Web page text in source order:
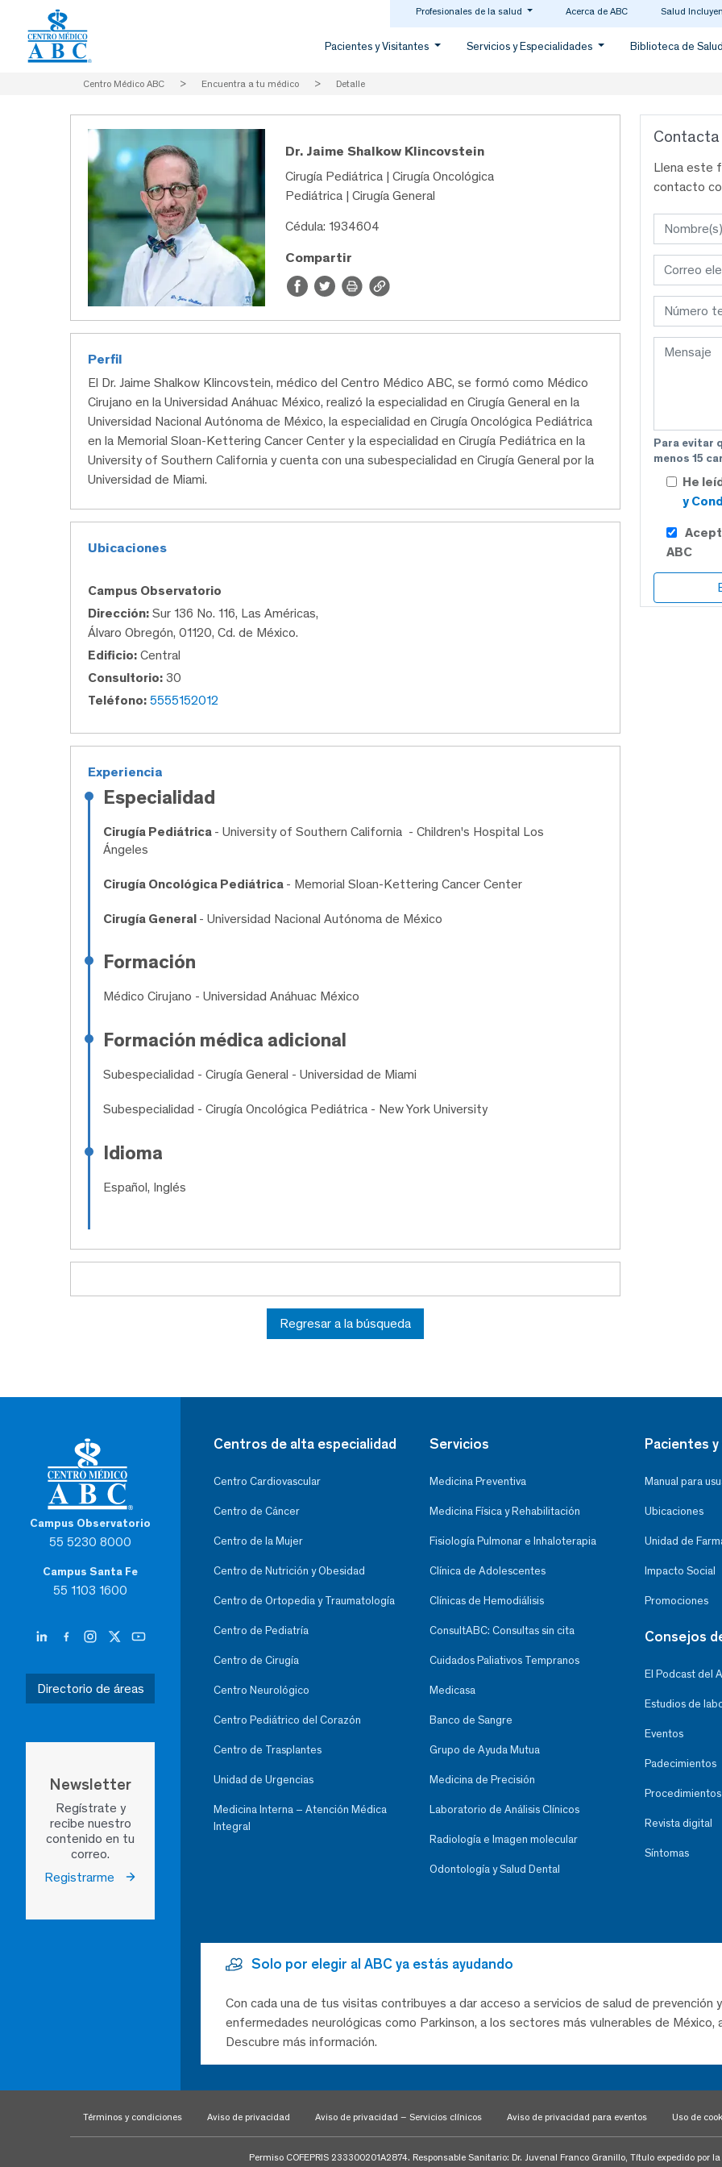
Profesionales de la salud Acerca de ABC Salud
Pacientes y Visitantes Servicios y Especialidades Biblioteca de Salud
Centro Médico ABC > Encuentra a tu médico > Detalle
Dr. Jaime Shalkow Klincovstein
Cirugía Pediátrica | Cirugía Oncológica
Pediátrica | Cirugía General
Cédula: 1934604
Compartir
Perfil
El Dr. Jaime Shalkow Klincovstein, médico del Centro Médico ABC, se formó como Médico
Cirujano en la Universidad Anáhuac México, realizó la especialidad en Cirugía General en la
Universidad Nacional Autónoma de México, la especialidad en Cirugía Oncológica Pediátrica
en la Memorial Sloan-Kettering Cancer Center y la especialidad en Cirugía Pediátrica en la
University of Southern California y cuenta con una subespecialidad en Cirugía General por la
Universidad de Miami.
Ubicaciones
Campus Observatorio
Dirección: Sur 136 No. 116, Las Américas,
Álvaro Obregón, 01120, Cd. de México.
Edificio: Central
Consultorio: 30
Teléfono: 5555152012
Experiencia
Especialidad
Cirugía Pediátrica - University of Southern California - Children's Hospital Los
Ángeles
Cirugía Oncológica Pediátrica - Memorial Sloan-Kettering Cancer Center
Cirugía General - Universidad Nacional Autónoma de México
Formación
Médico Cirujano - Universidad Anáhuac México
Formación médica adicional
Subespecialidad - Cirugía General - Universidad de Miami
Subespecialidad - Cirugía Oncológica Pediátrica - New York University
Idioma
Español, Inglés
Regresar a la búsqueda
Llena este
contacto
Para evitar
menos 15
He
y
ABC
Campus Observatorio
55 5230 8000
Campus Santa Fe
55 1103 1600
Directorio de áreas
Newsletter
Regístrate y
recibe nuestro
contenido en tu
correo.
Registrarme
Centros de alta especialidad
Centro Cardiovascular
Centro de Cáncer
Centro de la Mujer
Centro de Nutrición y Obesidad
Centro de Ortopedia y Traumatología
Centro de Pediatría
Centro de Cirugía
Centro Neurológico
Centro Pediátrico del Corazón
Centro de Trasplantes
Unidad de Urgencias
Medicina Interna – Atención Médica
Integral
Servicios
Medicina Preventiva
Medicina Física y Rehabilitación
Fisiología Pulmonar e Inhaloterapia
Clínica de Adolescentes
Clínicas de Hemodiálisis
ConsultABC: Consultas sin cita
Cuidados Paliativos Tempranos
Medicasa
Banco de Sangre
Grupo de Ayuda Mutua
Medicina de Precisión
Laboratorio de Análisis Clínicos
Radiología e Imagen molecular
Odontología y Salud Dental
Pacientes
Manual para
Ubicaciones
Unidad de
Impacto Social
Promociones
Consejos
El Podcast del
Estudios de
Eventos
Padecimientos
Procedimientos
Revista digital
Síntomas
Solo por elegir al ABC ya estás ayudando
Con cada una de tus visitas contribuyes a dar acceso a servicios de salud de prevención
enfermedades neurológicas como Parkinson, a los sectores más vulnerables de México,
Descubre más información.
Términos y condiciones Aviso de privacidad Aviso de privacidad – Servicios clínicos Aviso de privacidad para eventos Uso de
Permiso COFEPRIS 233300201A2874. Responsable Sanitario: Dr. Juvenal Franco Granillo, Título expedido por